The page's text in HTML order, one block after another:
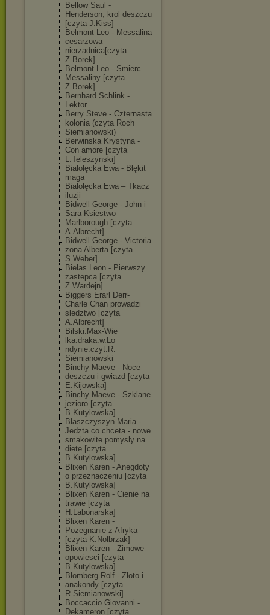
Bellow Saul -
Henderson, krol deszczu
[czyta J.Kiss]
Belmont Leo - Messalina
cesarzowa
nierzadnica[czyta
Z.Borek]
Belmont Leo - Smierc
Messaliny [czyta
Z.Borek]
Bernhard Schlink -
Lektor
Berry Steve - Czternasta
kolonia (czyta Roch
Siemianowski)
Berwinska Krystyna -
Con amore [czyta
L.Teleszynski]
Białołęcka Ewa - Błękit
maga
Białołęcka Ewa – Tkacz
iluzji
Bidwell George - John i
Sara-Ksiestwo
Marlborough [czyta
A.Albrecht]
Bidwell George - Victoria
zona Alberta [czyta
S.Weber]
Bielas Leon - Pierwszy
zastepca [czyta
Z.Wardejn]
Biggers Erarl Derr-
Charle Chan prowadzi
sledztwo [czyta
A.Albrecht]
Bilski.Max-Wie
lka.draka.w.Lo
ndynie.czyt.R.
Siemianowski
Binchy Maeve - Noce
deszczu i gwiazd [czyta
E.Kijowska]
Binchy Maeve - Szklane
jezioro [czyta
B.Kutylowska]
Blaszczyszyn Maria -
Jedzta co chceta - nowe
smakowite pomysly na
diete [czyta
B.Kutylowska]
Blixen Karen - Anegdoty
o przeznaczeniu [czyta
B.Kutylowska]
Blixen Karen - Cienie na
trawie [czyta
H.Labonarska]
Blixen Karen -
Pozegnanie z Afryka
[czyta K.Nolbrzak]
Blixen Karen - Zimowe
opowiesci [czyta
B.Kutylowska]
Blomberg Rolf - Zloto i
anakondy [czyta
R.Siemianowski]
Boccaccio Giovanni -
Dekameron [czyta